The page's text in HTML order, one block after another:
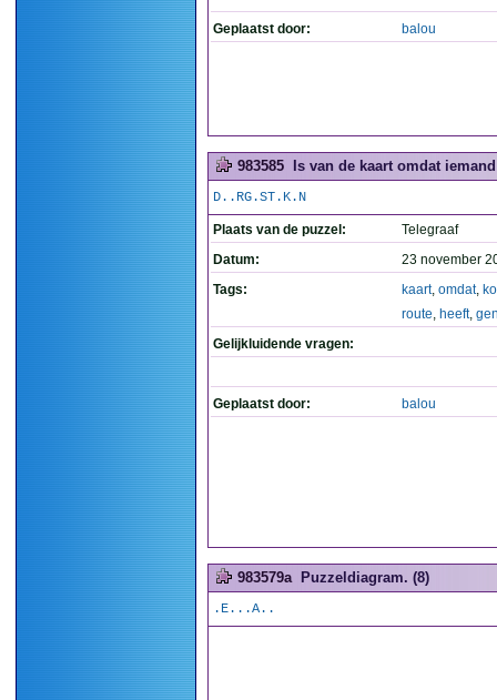
Geplaatst door: balou
983585 Is van de kaart omdat
D..RG.ST.K.N
Plaats van de puzzel:
Telegraaf
Datum:
23 november
Tags:
kaart, omdat,
route, heeft,
Gelijkluidende vragen:
Geplaatst door: balou
983579a Puzzeldiagram. (8)
.E...A..